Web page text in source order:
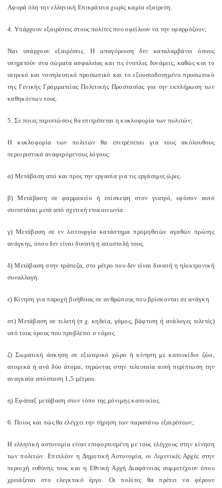
Αφορά όλη την ελληνική Επικράτεια χωρίς καμία εξαίρεση.
4. Υπάρχουν εξαιρέσεις στους πολίτες που οφείλουν να την εφαρμόζουν;
Ναι υπάρχουν εξαιρέσεις. Η απαγόρευση δεν καταλαμβάνει όσους
υπηρετούν στα σώματα ασφαλείας και τις ένοπλες δυνάμεις, καθώς και το
ιατρικό και νοσηλευτικό προσωπικό και το εξουσιοδοτημένο προσωπικό
της Γενικής Γραμματείας Πολιτικής Προστασίας για την εκπλήρωση των
καθηκόντων τους.
5. Σε ποιες περιπτώσεις θα επιτρέπεται η κυκλοφορία των πολιτών;
Η κυκλοφορία των πολιτών θα επιτρέπεται για τους ακόλουθους
περιοριστικά αναφερόμενους λόγους:
α) Μετάβαση από και προς την εργασία για τις εργάσιμες ώρες.
β) Μετάβαση σε φαρμακείο ή επίσκεψη στον γιατρό, εφόσον αυτό
συνιστάται μετά από σχετική επικοινωνία.
γ) Μετάβαση σε εν λειτουργία κατάστημα προμηθειών αγαθών πρώτης
ανάγκης, όπου δεν είναι δυνατή η αποστολή τους.
δ) Μετάβαση στην τράπεζα, στο μέτρο που δεν είναι δυνατή η ηλεκτρονική
συναλλαγή.
ε) Κίνηση για παροχή βοήθειας σε ανθρώπους που βρίσκονται σε ανάγκη.
στ) Μετάβαση σε τελετή (π.χ. κηδεία, γάμος, βάφτιση ή ανάλογες τελετές)
υπό τους όρους που προβλέπει ο νόμος.
ζ) Σωματική άσκηση σε εξωτερικό χώρο ή κίνηση με κατοικίδιο ζώο,
ατομικά ή ανά δύο άτομα, τηρώντας στην τελευταία αυτή περίπτωση την
αναγκαία απόσταση 1,5 μέτρου.
η) Εφάπαξ μετάβαση στον τόπο της μόνιμης κατοικίας.
6. Ποιος και πώς θα ελέγχει την τήρηση των παραπάνω εξαιρέσεων;
Η ελληνική αστυνομία είναι επιφορτισμένη με τους ελέγχους στην κίνηση
των πολιτών. Επιπλέον η Δημοτική Αστυνομία, οι Λιμενικές Αρχές στην
περιοχή ευθύνης τους και η Εθνική Αρχή Διαφάνειας συμμετέχουν όπου
χρειάζεται στο ελεγκτικό έργο. Οι πολίτες θα πρέπει να φέρουν